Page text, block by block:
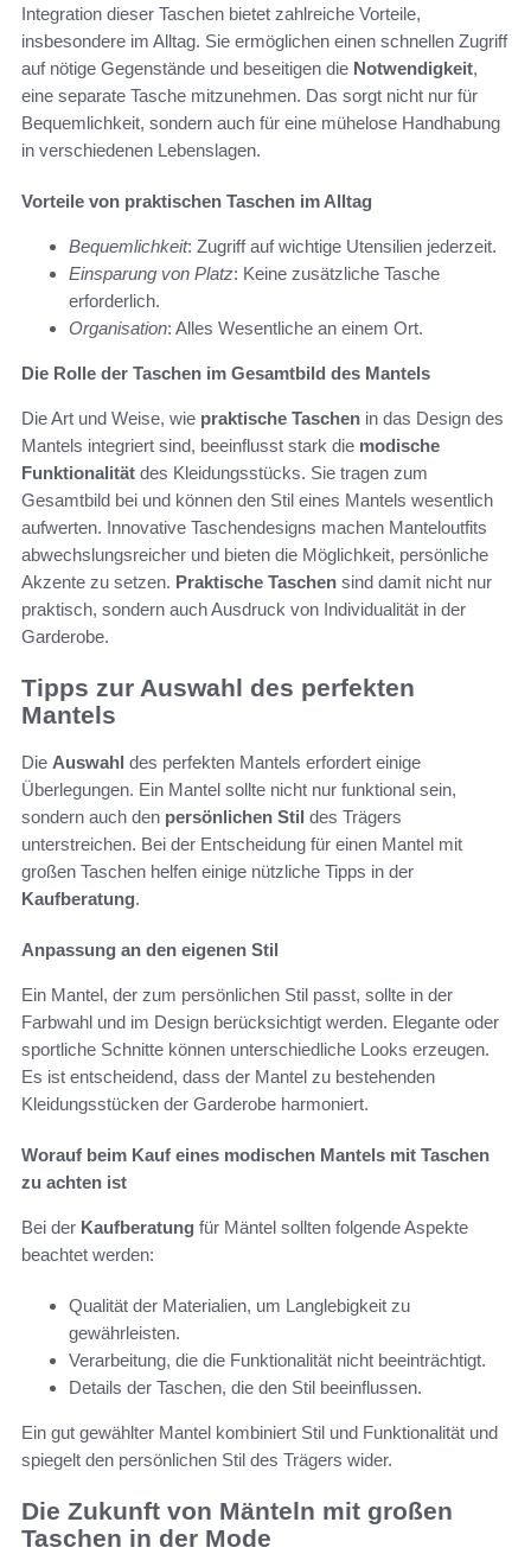
Integration dieser Taschen bietet zahlreiche Vorteile,
insbesondere im Alltag. Sie ermöglichen einen schnellen Zugriff
auf nötige Gegenstände und beseitigen die Notwendigkeit,
eine separate Tasche mitzunehmen. Das sorgt nicht nur für
Bequemlichkeit, sondern auch für eine mühelose Handhabung
in verschiedenen Lebenslagen.
Vorteile von praktischen Taschen im Alltag
Bequemlichkeit: Zugriff auf wichtige Utensilien jederzeit.
Einsparung von Platz: Keine zusätzliche Tasche
erforderlich.
Organisation: Alles Wesentliche an einem Ort.
Die Rolle der Taschen im Gesamtbild des Mantels
Die Art und Weise, wie praktische Taschen in das Design des
Mantels integriert sind, beeinflusst stark die modische
Funktionalität des Kleidungsstücks. Sie tragen zum
Gesamtbild bei und können den Stil eines Mantels wesentlich
aufwerten. Innovative Taschendesigns machen Manteloutfits
abwechslungsreicher und bieten die Möglichkeit, persönliche
Akzente zu setzen. Praktische Taschen sind damit nicht nur
praktisch, sondern auch Ausdruck von Individualität in der
Garderobe.
Tipps zur Auswahl des perfekten
Mantels
Die Auswahl des perfekten Mantels erfordert einige
Überlegungen. Ein Mantel sollte nicht nur funktional sein,
sondern auch den persönlichen Stil des Trägers
unterstreichen. Bei der Entscheidung für einen Mantel mit
großen Taschen helfen einige nützliche Tipps in der
Kaufberatung.
Anpassung an den eigenen Stil
Ein Mantel, der zum persönlichen Stil passt, sollte in der
Farbwahl und im Design berücksichtigt werden. Elegante oder
sportliche Schnitte können unterschiedliche Looks erzeugen.
Es ist entscheidend, dass der Mantel zu bestehenden
Kleidungsstücken der Garderobe harmoniert.
Worauf beim Kauf eines modischen Mantels mit Taschen
zu achten ist
Bei der Kaufberatung für Mäntel sollten folgende Aspekte
beachtet werden:
Qualität der Materialien, um Langlebigkeit zu
gewährleisten.
Verarbeitung, die die Funktionalität nicht beeinträchtigt.
Details der Taschen, die den Stil beeinflussen.
Ein gut gewählter Mantel kombiniert Stil und Funktionalität und
spiegelt den persönlichen Stil des Trägers wider.
Die Zukunft von Mänteln mit großen
Taschen in der Mode